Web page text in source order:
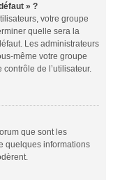
» ?
votre groupe
quelle sera la
Les administrateurs
même votre groupe
de l’utilisateur.
que sont les
quelques informations